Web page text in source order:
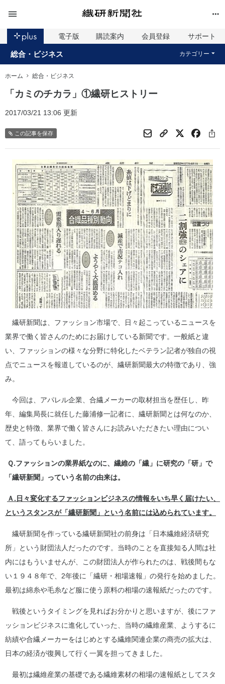
電子版 購読案内 会員登録 サポート
総合・ビジネス カテゴリー
ホーム 総合・ビジネス
「カミのチカラ」①繊研ヒストリー
2017/03/21 13:06 更新
この記事を保存
繊研新聞は、ファッション市場で、日々起こっているニュースを
業界で働く皆さんのためにお届けしている新聞です。一般紙と違
い、ファッションの様々な分野に特化したベテラン記者が独自の視
点でニュースを報道しているのが、繊研新聞最大の特徴であり、強
み。
今回は、アパレル企業、合繊メーカーの取材担当を歴任し、昨
年、編集局長に就任した藤浦修一記者に、繊研新聞とは何なのか、
歴史と特徴、業界で働く皆さんにお読みいただきたい理由につい
て、語ってもらいました。
Ｑ.ファッションの業界紙なのに、繊維の「繊」に研究の「研」で
「繊研新聞」っていう名前の由来は。
Ａ.日々変化するファッションビジネスの情報をいち早く届けたい、
というスタンスが「繊研新聞」という名前には込められています。
繊研新聞を作っている繊研新聞社の前身は「日本繊維経済研究
所」という財団法人だったのです。当時のことを直接知る人間は社
内にはもういませんが、この財団法人が作られたのは、戦後間もな
い１９４８年で、2年後に「繊研・相場速報」の発行を始めました。
最初は綿糸や毛糸など服に使う原料の相場の速報紙だったのです。
戦後というタイミングを見ればお分かりと思いますが、後にファ
ッションビジネスに進化していった、当時の繊維産業、ようするに
紡績や合繊メーカーをはじめとする繊維関連企業の商売の拡大は、
日本の経済が復興して行く一翼を担ってきました。
最初は繊維産業の基礎である繊維素材の相場の速報紙としてスタ